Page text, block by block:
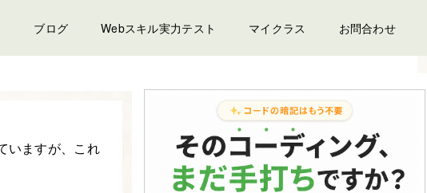
ブログ Webスキル実力テスト マイクラス お問合わせ
いますが、これ